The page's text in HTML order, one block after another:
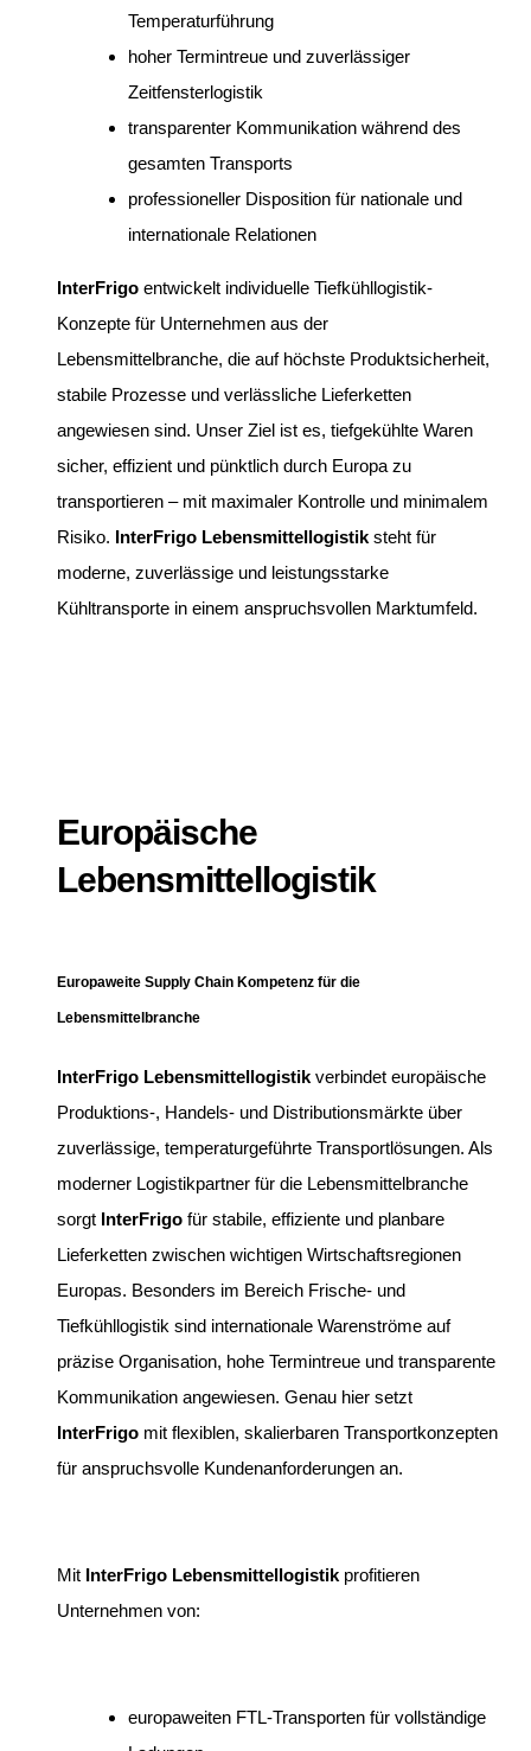
Temperaturführung
hoher Termintreue und zuverlässiger
Zeitfensterlogistik
transparenter Kommunikation während des
gesamten Transports
professioneller Disposition für nationale und
internationale Relationen
InterFrigo entwickelt individuelle Tiefkühllogistik-
Konzepte für Unternehmen aus der
Lebensmittelbranche, die auf höchste Produktsicherheit,
stabile Prozesse und verlässliche Lieferketten
angewiesen sind. Unser Ziel ist es, tiefgekühlte Waren
sicher, effizient und pünktlich durch Europa zu
transportieren – mit maximaler Kontrolle und minimalem
Risiko. InterFrigo Lebensmittellogistik steht für
moderne, zuverlässige und leistungsstarke
Kühltransporte in einem anspruchsvollen Marktumfeld.
Europäische
Lebensmittellogistik
Europaweite Supply Chain Kompetenz für die
Lebensmittelbranche
InterFrigo Lebensmittellogistikverbindet europäische
Produktions-, Handels- und Distributionsmärkte über
zuverlässige, temperaturgeführte Transportlösungen. Als
moderner Logistikpartner für die Lebensmittelbranche
sorgt InterFrigo für stabile, effiziente und planbare
Lieferketten zwischen wichtigen Wirtschaftsregionen
Europas. Besonders im Bereich Frische- und
Tiefkühllogistik sind internationale Warenströme auf
präzise Organisation, hohe Termintreue und transparente
Kommunikation angewiesen. Genau hier setzt
InterFrigo mit flexiblen, skalierbaren Transportkonzepten
für anspruchsvolle Kundenanforderungen an.
Mit InterFrigo Lebensmittellogistikprofitieren
Unternehmen von:
europaweiten FTL-Transporten für vollständige